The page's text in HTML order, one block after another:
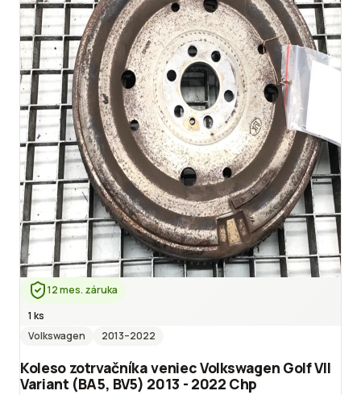
12 mes. záruka
1 ks
Volkswagen
2013–2022
Koleso zotrvačníka veniec Volkswagen Golf VII
Variant (BA5, BV5) 2013 - 2022 Chp